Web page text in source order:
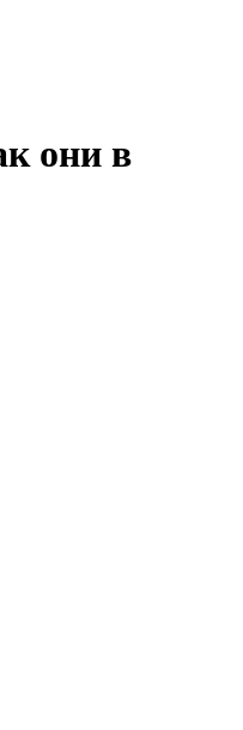
они в